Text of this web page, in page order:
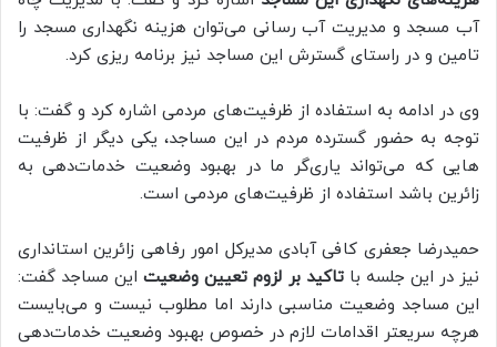
آب مسجد و مدیریت آب رسانی می‌توان هزینه‌ نگهداری مسجد را
تامین و در راستای گسترش این مساجد نیز برنامه ریزی کرد.
وی در ادامه به استفاده از ظرفیت‌های مردمی اشاره کرد و گفت: با
توجه به حضور گسترده مردم در این مساجد، یکی دیگر از ظرفیت
هایی که می‌تواند یاری‌گر ما در بهبود وضعیت خدمات‌دهی به
زائرین باشد استفاده از ظرفیت‌های مردمی است.
حمیدرضا جعفری کافی آبادی مدیرکل امور رفاهی زائرین استانداری
نیز در این جلسه باتاکید بر لزوم تعیین وضعیتاین مساجد گفت:
این مساجد وضعیت مناسبی دارند اما مطلوب نیست و می‌بایست
هرچه سریعتر اقدامات لازم در خصوص بهبود وضعیت خدمات‌دهی